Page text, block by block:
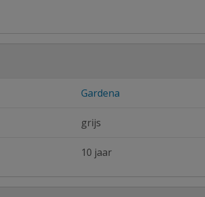
Gardena
grijs
10 jaar